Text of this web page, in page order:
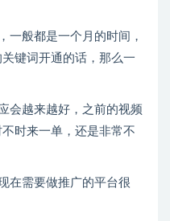
一般都是一个月的时间，
键词开通的话，那么一
会越来越好，之前的视频
时来一单，还是非常不
在需要做推广的平台很